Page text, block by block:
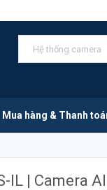
Mua hàng & Thanh
IL | Camera